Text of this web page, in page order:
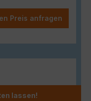
Preis anfragen
lassen!